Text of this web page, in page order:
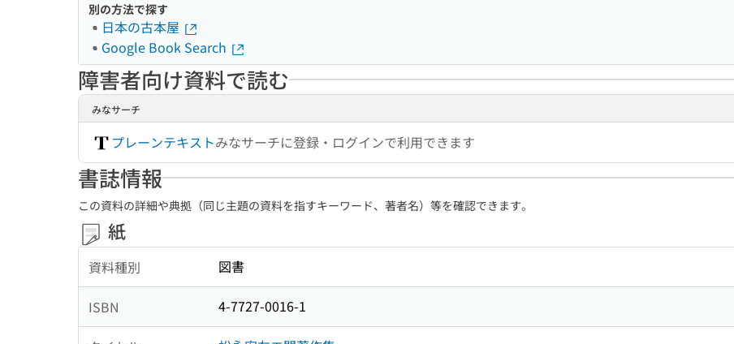
別の方法で探す
日本の古本屋
Google Book Search
障害者向け資料で読む
みなサーチ
プレーンテキストみなサーチに登録・ログインで利用できます
書誌情報
この資料の詳細や典拠（同じ主題の資料を指すキーワード、著者名）等を確認できます。
紙
資料種別 図書
ISBN 4-7727-0016-1